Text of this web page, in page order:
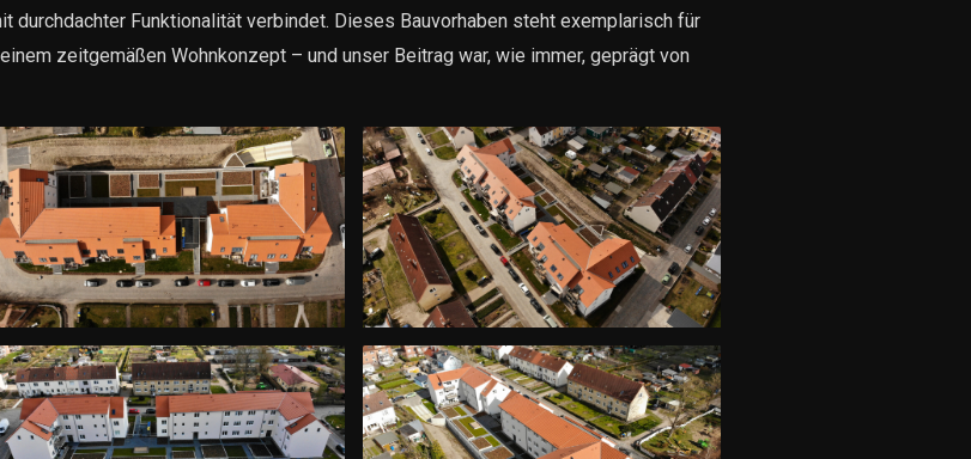
durchdachter Funktionalität verbindet. Dieses Bauvorhaben steht exemplarisch für
zeitgemäßen Wohnkonzept – und unser Beitrag war, wie immer, geprägt von